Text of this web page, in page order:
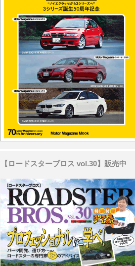
【ロードスターブロス vol.30】販売中